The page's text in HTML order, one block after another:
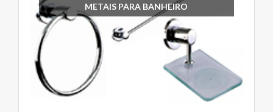
METAIS PARA BANHEIRO